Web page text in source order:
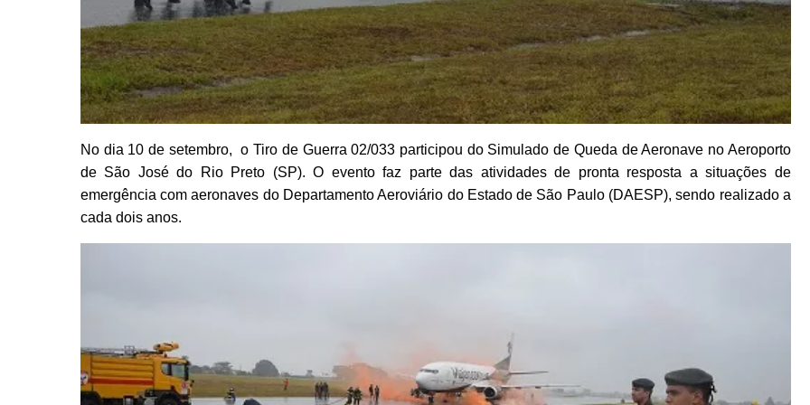
No dia 10 de setembro, o Tiro de Guerra 02/033 participou do Simulado de Queda de Aeronave no Aeroporto
de São José do Rio Preto (SP). O evento faz parte das atividades de pronta resposta a situações de
emergência com aeronaves do Departamento Aeroviário do Estado de São Paulo (DAESP), sendo realizado a
cada dois anos.